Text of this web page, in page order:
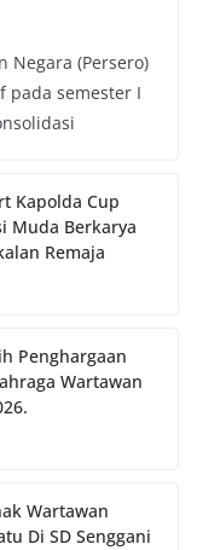
Negara (Persero)
pada semester I
Kapolda Cup
Muda Berkarya
Remaja
Penghargaan
Wartawan
Wartawan
Di SD Senggani